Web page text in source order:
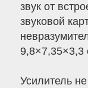
звук от
звуковой
9,8×7,35×3,3
Усилитель